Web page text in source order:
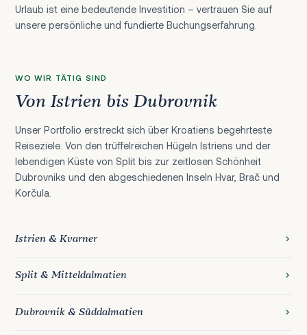
Urlaub ist eine bedeutende Investition – vertrauen Sie auf
unsere persönliche und fundierte Buchungserfahrung.
WO WIR TÄTIG SIND
Von Istrien bis Dubrovnik
Unser Portfolio erstreckt sich über Kroatiens begehrteste
Reiseziele. Von den trüffelreichen Hügeln Istriens und der
lebendigen Küste von Split bis zur zeitlosen Schönheit
Dubrovniks und den abgeschiedenen Inseln Hvar, Brač und
Korčula.
Istrien & Kvarner
Split & Mitteldalmatien
Dubrovnik & Süddalmatien